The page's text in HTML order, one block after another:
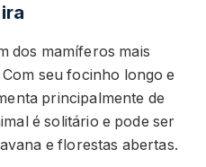
dos mamíferos mais
seu focinho longo e
principalmente de
é solitário e pode ser
e florestas abertas.